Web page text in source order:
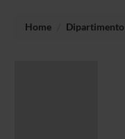
Home Dipartimento